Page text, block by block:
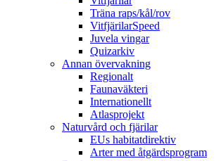
Träna raps/kål/rov
VitfjärilarSpeed
Juvela vingar
Quizarkiv
Annan övervakning
Regionalt
Faunaväkteri
Internationellt
Atlasprojekt
Naturvård och fjärilar
EUs habitatdirektiv
Arter med åtgärdsprogram